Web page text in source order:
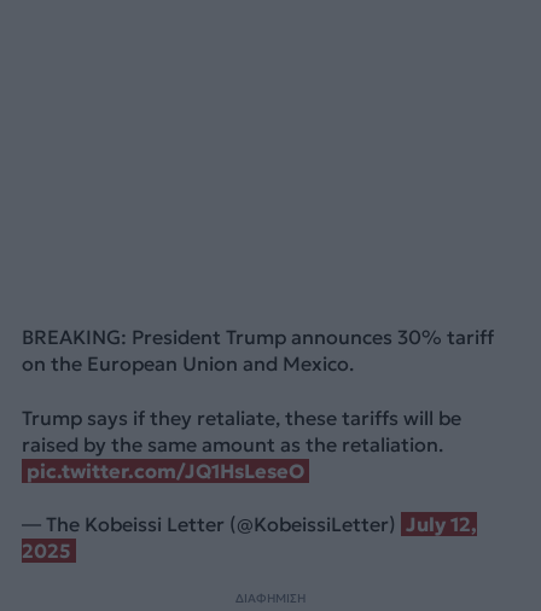
BREAKING: President Trump announces 30% tariff
on the European Union and Mexico.
Trump says if they retaliate, these tariffs will be
raised by the same amount as the retaliation.
pic.twitter.com/JQ1HsLeseO
— The Kobeissi Letter (@KobeissiLetter) July 12,
2025
ΔΙΑΦΗΜΙΣΗ